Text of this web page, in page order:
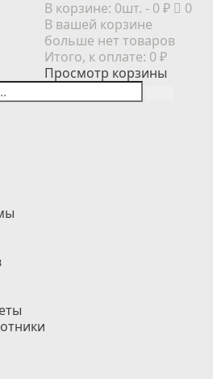
В корзине: 0шт. - 0 ₽
0
В вашей корзине
больше нет товаров
Итого, к оплате: 0 ₽
Просмотр корзины